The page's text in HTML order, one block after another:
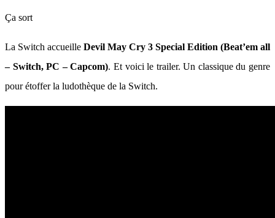
Ça sort
La Switch accueille Devil May Cry 3 Special Edition (Beat’em all
– Switch, PC – Capcom). Et voici le trailer. Un classique du genre
pour étoffer la ludothèque de la Switch.